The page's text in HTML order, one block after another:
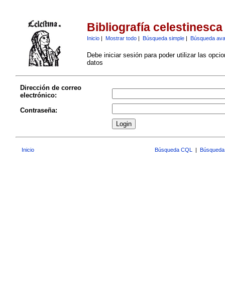
Bibliografía celestinesca
Inicio| Mostrar todo| Búsqueda simple| Búsqueda
Debe iniciar sesión para poder utilizar las
datos
Dirección de correo
electrónico:
Contraseña:
Inicio Búsqueda CQL |